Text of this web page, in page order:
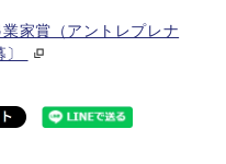
家賞（アントレプレナ
〕